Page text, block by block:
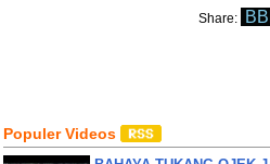
Share:
Populer Videos